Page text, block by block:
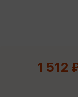
1 512